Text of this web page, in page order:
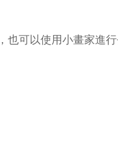
可以使用小畫家進